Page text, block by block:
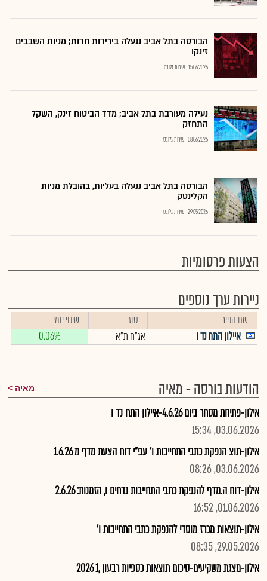
הבורסה בתל אביב ננעלה בירידות חדות; מניות השבבים
זינקו
15.06.2026 שירות גלובס
נעילה מעורבת בתל אביב; מדד הביטוח זינק, השקל
התחזק
08.06.2026 שירות גלובס
הבורסה בתל אביב ננעלה בעליות, בהובלת מניות
הקלינטק
29.05.2026 שירות גלובס
הצעות פרסומיות
ניירות ערך נוספים
שם הנייר סוג
שינוי יומי
איילון התח נד ו
אג"ח ת"א 0.06%
הודעות בורסה - מאיה מאיה
אילון-פתיחת מסחר ביום 4.6.26-איילון התח נד ו
03.06.2026, 15:34
אילון-תוצ הנפקת כתבי התחייבות ו' עפ"י דוח הצעת מדף מ 1.6.26
03.06.2026, 08:26
אילון-דוח ה.מדף להנפקת כתבי התחייבות נדחים ו, הזמנות: 2.6.26
01.06.2026, 16:52
אילון-תוצאות מכרז מוסדי להנפקת כתבי התחייבות ו'
29.05.2026, 08:35
אילון-מצגת משקיעים-סיכום תוצאות כספיות רבעון ,1 2026